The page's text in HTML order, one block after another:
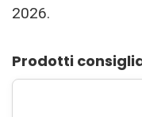
2026.
Prodotti